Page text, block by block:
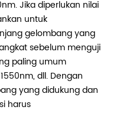
Jika diperlukan nilai
untuk
gelombang yang
sebelum menguji
paling umum
dll. Dengan
yang didukung dan
harus